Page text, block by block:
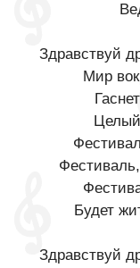
Здравствуй
Мир
Будет
Здравствуй